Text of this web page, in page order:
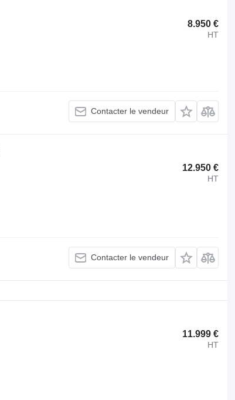
8.950 €
HT
Contacter le vendeur
12.950 €
HT
Contacter le vendeur
11.999 €
HT